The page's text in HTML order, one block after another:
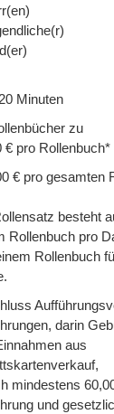
Minuten
zu
€ pro Rollenbuch*
€ pro gesamten
besteht
Rollenbuch pro
Rollenbuch
darin
aus
mindestens
und